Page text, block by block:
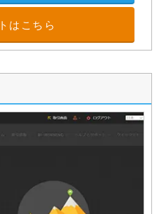
はこちら